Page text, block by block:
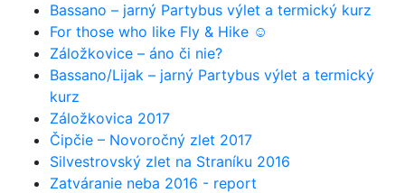
Bassano – jarný Partybus výlet a termický kurz
For those who like Fly & Hike ☺
Záložkovice – áno či nie?
Bassano/Lijak – jarný Partybus výlet a termický
kurz
Záložkovica 2017
Čipčie – Novoročný zlet 2017
Silvestrovský zlet na Straníku 2016
Zatváranie neba 2016 - report